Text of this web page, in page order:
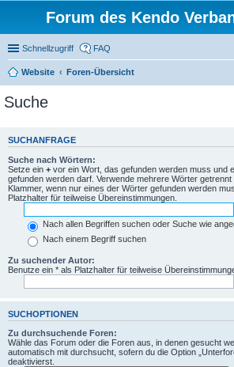
Forum des Kendo
Schnellzugriff FAQ
Website Foren-Übersicht
Suche
SUCHANFRAGE
Suche nach Wörtern:
Setze ein + vor ein Wort, das gefunden werden muss und
gefunden werden darf. Verwende mehrere Wörter getrennt
Klammer, wenn nur eines der Wörter gefunden werden
Platzhalter für teilweise Übereinstimmungen.
Nach allen Begriffen suchen oder Suche wie
Nach einem Begriff suchen
Zu suchender Autor:
Benutze ein * als Platzhalter für teilweise
SUCHOPTIONEN
Zu durchsuchende Foren:
Wähle das Forum oder die Foren aus, in denen gesucht
automatisch mit durchsucht, sofern du die Option
deaktivierst.